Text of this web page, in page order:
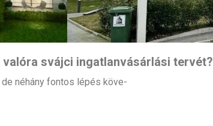
valóra svájci ingatlanvásárlási tervét?
néhány fontos lépés köve-